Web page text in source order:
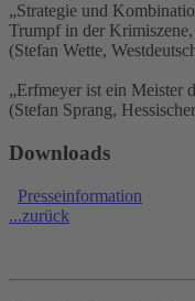
„Strategie und
Trumpf in der
(Stefan Wette,
„Erfmeyer ist ein Meister
(Stefan Sprang,
Downloads
Presseinformation
...zurück